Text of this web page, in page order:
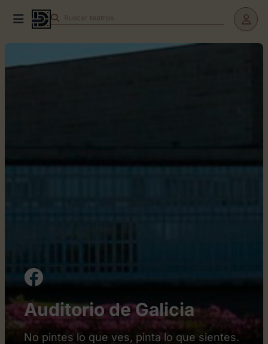
Buscar teatros
Auditorio de Galicia
No pintes lo que ves, pinta lo que sientes.